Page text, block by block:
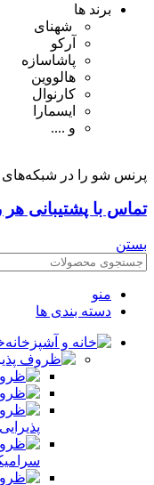
برند ها
شهنای
آرکو
پاشاسازه
هالووین
کارنوال
ایسمارا
و ....
پرنس شو را در شبکه‌های
تماس با پشتیبانی هر
بستن
منو
دسته بندی ها